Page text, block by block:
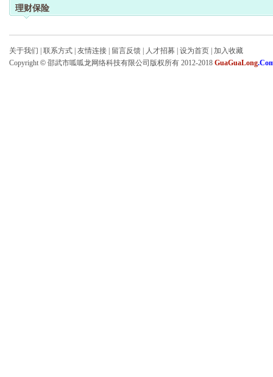
理财保险
关于我们 联系方式 友情连接 留言反馈 人才招募 设为首页
加入收藏
Copyright © 邵武市呱呱龙网络科技有限公司版权所有 2012-2018 GuaGuaLong